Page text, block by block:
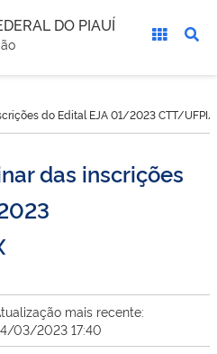
DO PIAUÍ
do Edital EJA 01/2023 CTT/UFPI/
das inscrições
mais recente:
03/2023 17:40